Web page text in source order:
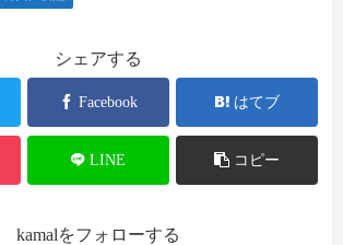
シェアする
Facebook はてブ
LINE コピー
kamalをフォローする